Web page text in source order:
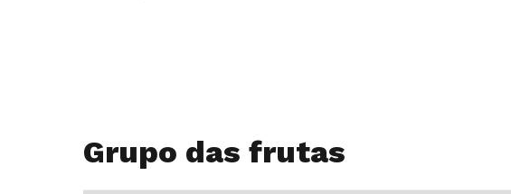
Grupo das frutas